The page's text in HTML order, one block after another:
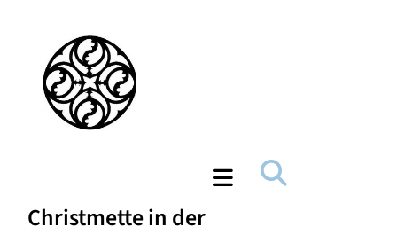
Christmette in der